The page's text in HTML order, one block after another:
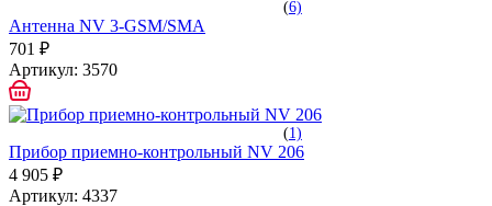
(6)
Антенна NV 3-GSM/SMA
701 ₽
Артикул: 3570
(1)
Прибор приемно-контрольный NV 206
4 905 ₽
Артикул: 4337